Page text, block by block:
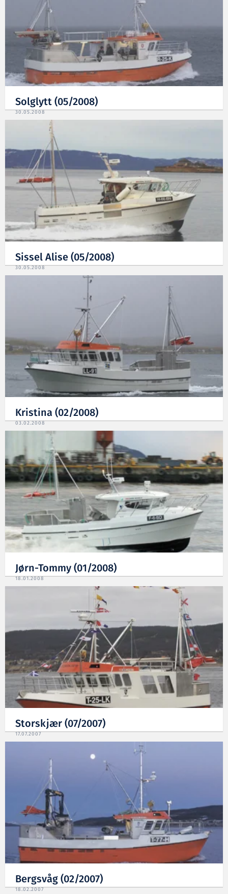
Solglytt (05/2008)
30.05.2008
Sissel Alise (05/2008)
30.05.2008
Kristina (02/2008)
03.02.2008
Jørn-Tommy (01/2008)
18.01.2008
Storskjær (07/2007)
17.07.2007
Bergsvåg (02/2007)
18.02.2007